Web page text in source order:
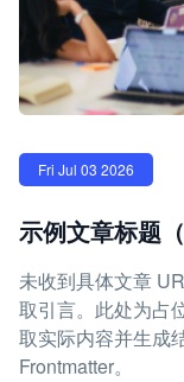
Fri Jul 03 2026
示例文章标题
未收到具体文章
取引言。此处为占
取实际内容并生成
Frontmatter。